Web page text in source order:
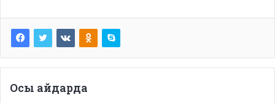
Осы айдарда